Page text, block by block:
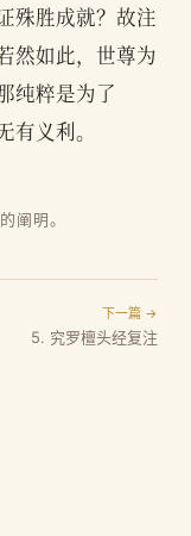
殊胜成就？故注
然如此，世尊为
纯粹是为了
义利。
阐明。
下一篇 →
5. 究罗檀头经复注